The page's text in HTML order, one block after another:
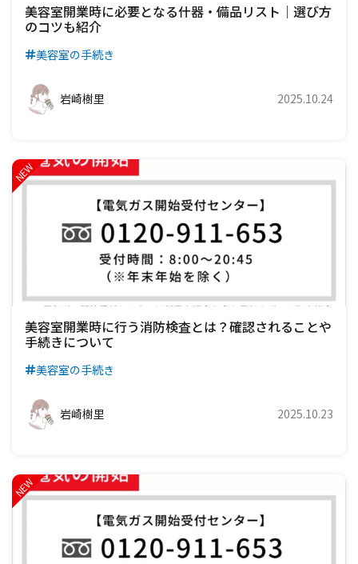
美容室開業時に必要となる什器・備品リスト｜選び方
のコツも紹介
美容室の手続き
岩崎樹里 2025.10.24
美容室開業時に行う消防検査とは？確認されることや
手続きについて
美容室の手続き
岩崎樹里 2025.10.23